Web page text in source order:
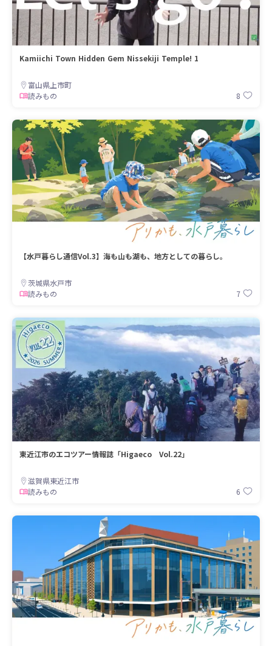
Kamiichi Town Hidden Gem Nissekiji Temple! 1
富山県上市町
読みもの
8
【水戸暮らし通信Vol.3】海も山も湖も、地方としての暮らし。
茨城県水戸市
読みもの
7
東近江市のエコツアー情報誌「Higaeco Vol.22」
滋賀県東近江市
読みもの
6